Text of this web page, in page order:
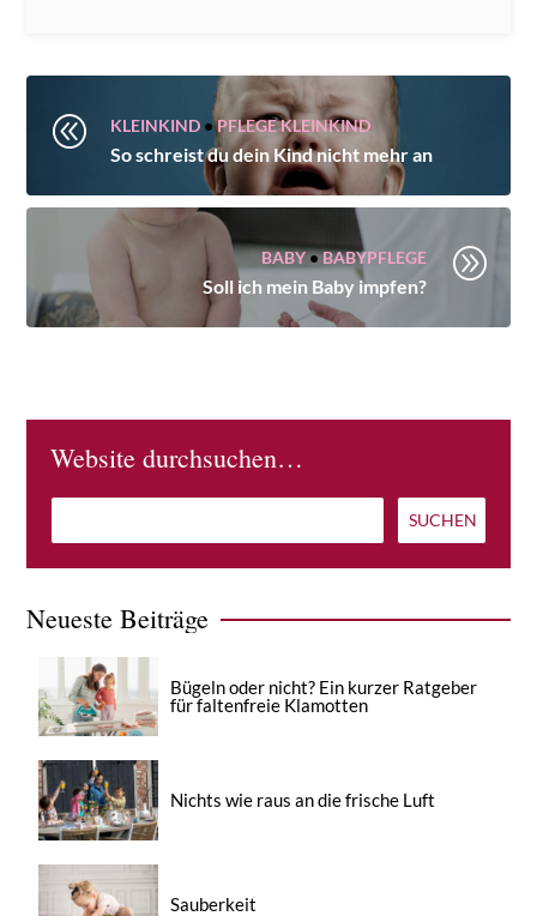
@ KLEINKIND •PFLEGE KLEINKIND
So schreist du dein Kind nicht mehr an
BABY•BABYPFLEGE
Soll ich mein Baby impfen?
A
Website durchsuchen…
Neueste Beiträge
Bügeln oder nicht? Ein kurzer Ratgeber
für faltenfreie Klamotten
Nichts wie raus an die frische Luft
Sauberkeit